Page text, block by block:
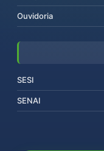
Ouvidoria
SESI
SENAI